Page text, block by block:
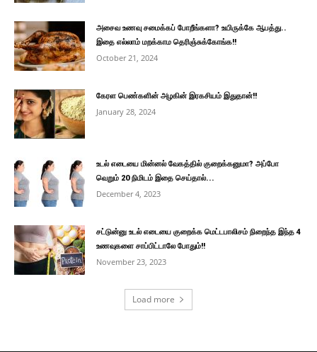
அசைவ உணவு சமைக்கப் போறீங்களா? உயிருக்கே ஆபத்து..
இதை எல்லாம் மறக்காம தெரிஞ்சுக்கோங்க!!
October 21, 2024
கேரள பெண்களின் அழகின் இரகசியம் இதுதான்!!
January 28, 2024
உடல் எடையை மின்னல் வேகத்தில் குறைக்கனுமா? அப்போ
வெறும் 20 நிமிடம் இதை செய்தால்...
December 4, 2023
சட்டுன்னு உடல் எடையை குறைக்க மெட்டபாலிசம் நிறைந்த இந்த 4
உணவுகளை சாப்பிட்டாலே போதும்!!
November 23, 2023
Load more